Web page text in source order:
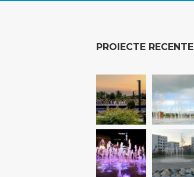
PROIECTE RECENTE